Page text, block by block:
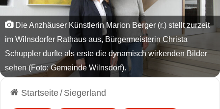
Die Anzhäuser Künstlerin Marion Berger (r.) stellt zurzeit
im Wilnsdorfer Rathaus aus, Bürgermeisterin Christa
Schuppler durfte als erste die dynamisch wirkenden Bilder
sehen (Foto: Gemeinde Wilnsdorf).
Startseite/ Siegerland